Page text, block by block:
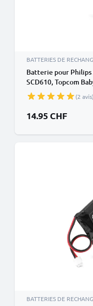
BATTERIES DE
Batterie pour Philips
SCD610, Topcom
CELLONIC
(2 avis)
14.95 CHF
BATTERIES DE